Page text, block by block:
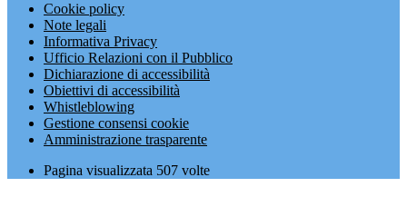
Cookie policy
Note legali
Informativa Privacy
Ufficio Relazioni con il Pubblico
Dichiarazione di accessibilità
Obiettivi di accessibilità
Whistleblowing
Gestione consensi cookie
Amministrazione trasparente
Pagina visualizzata 507 volte